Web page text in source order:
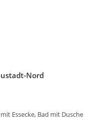
Nord
Essecke, Bad mit Dusche